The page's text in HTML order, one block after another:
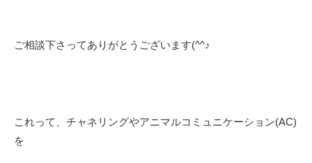
ご相談下さってありがとうございます(^^♪
これって、チャネリングやアニマルコミュニケーション(AC)
を